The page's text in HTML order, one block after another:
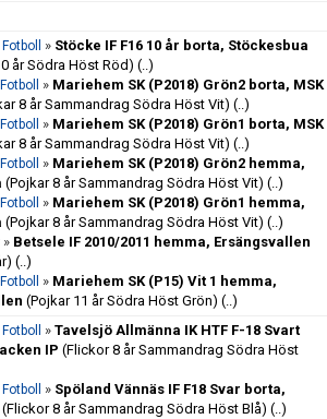
» Stöcke IF F16 10 år borta, Stöckesbua
år Södra Höst Röd) (..)
» Mariehem SK (P2018) Grön2 borta, MSK
8 år Sammandrag Södra Höst Vit) (..)
» Mariehem SK (P2018) Grön1 borta, MSK
8 år Sammandrag Södra Höst Vit) (..)
» Mariehem SK (P2018) Grön2 hemma,
(Pojkar 8 år Sammandrag Södra Höst Vit) (..)
» Mariehem SK (P2018) Grön1 hemma,
(Pojkar 8 år Sammandrag Södra Höst Vit) (..)
» Betsele IF 2010/2011 hemma, Ersängsvallen
(..)
» Mariehem SK (P15) Vit 1 hemma,
(Pojkar 11 år Södra Höst Grön) (..)
» Tavelsjö Allmänna IK HTF F-18 Svart
IP (Flickor 8 år Sammandrag Södra Höst
» Spöland Vännäs IF F18 Svar borta,
(Flickor 8 år Sammandrag Södra Höst Blå) (..)